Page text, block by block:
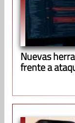
Nuevas
frente a